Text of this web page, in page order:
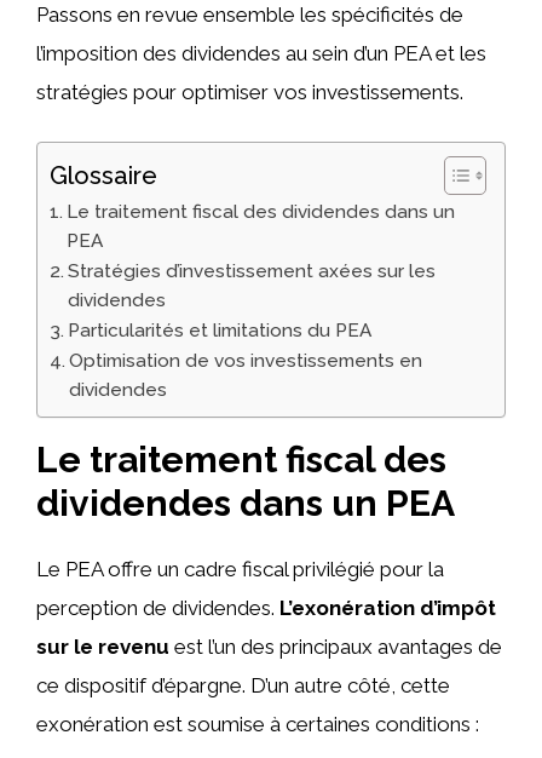
Passons en revue ensemble les spécificités de
l’imposition des dividendes au sein d’un PEA et les
stratégies pour optimiser vos investissements.
Glossaire
Le traitement fiscal des dividendes dans un
PEA
Stratégies d’investissement axées sur les
dividendes
Particularités et limitations du PEA
Optimisation de vos investissements en
dividendes
Le traitement fiscal des
dividendes dans un PEA
Le PEA offre un cadre fiscal privilégié pour la
perception de dividendes. L’exonération d’impôt
sur le revenu est l’un des principaux avantages de
ce dispositif d’épargne. D’un autre côté, cette
exonération est soumise à certaines conditions :